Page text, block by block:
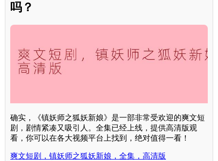
吗？
确实，《镇妖师之狐妖新娘》是一部非常受欢迎的爽文短
剧，剧情紧凑又吸引人。全集已经上线，提供高清版观
看，你可以在各大视频平台上找到，绝对值得一看！
爽文短剧，镇妖师之狐妖新娘，全集，高清版